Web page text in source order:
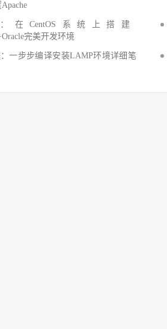
在CentOS系统上搭建
完美开发环境
：一步步编译安装LAMP环境详细笔